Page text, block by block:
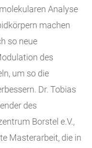
Analyse
machen
so neue
des
um so die
Dr. Tobias
des
Borstel e.V.,
Masterarbeit, die in